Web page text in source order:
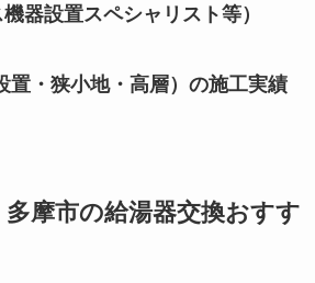
器設置スペシャリスト等）
置・狭小地・高層）の施工実績
多摩市の給湯器交換おすす